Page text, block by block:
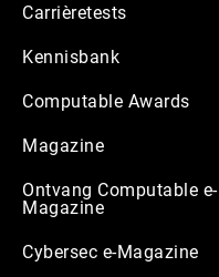
Carrièretests
Kennisbank
Computable Awards
Magazine
Ontvang Computable e-
Magazine
Cybersec e-Magazine